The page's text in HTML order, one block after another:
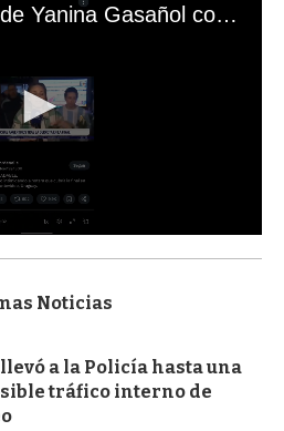
El mal momento de Yanina Gasañol con un hincha argentino en "Subrayado"
Noticias
a la Policía hasta una
tráfico interno de